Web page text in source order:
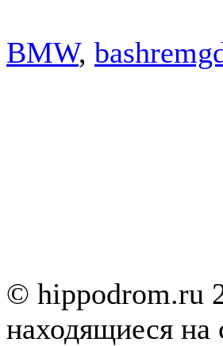
BMW,
© hippodrom.ru
находящиеся на